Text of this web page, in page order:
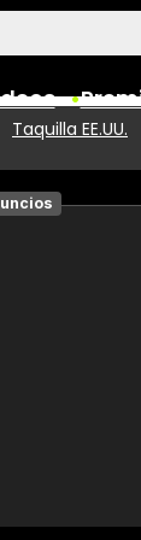
Fotos
Taquilla EE.UU.